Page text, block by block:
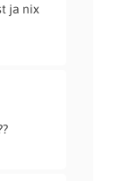
ja nix